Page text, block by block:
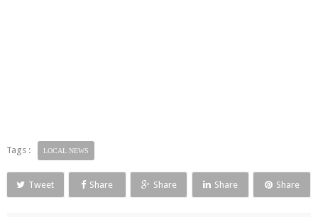
Tags : LOCAL NEWS
Tweet Share Share Share Share